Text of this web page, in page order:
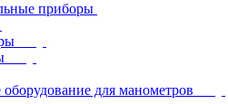
приборы
для манометров